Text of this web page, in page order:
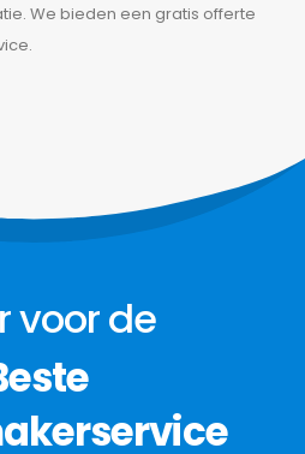
We bieden een gratis offerte
voor de
Over Ons
Contact
Portfolio